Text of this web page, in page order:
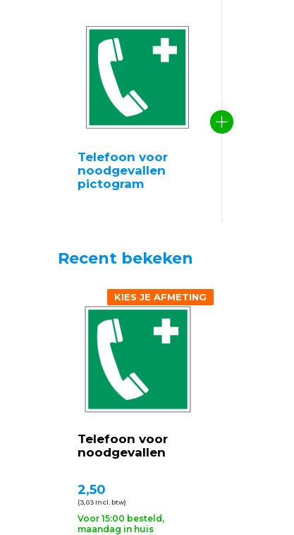
Telefoon voor
noodgevallen
pictogram
Recent bekeken
Telefoon voor
noodgevallen
KIES JE AFMETING
2,50
(3,03 Incl. btw)
Voor 15:00 besteld,
maandag in huis